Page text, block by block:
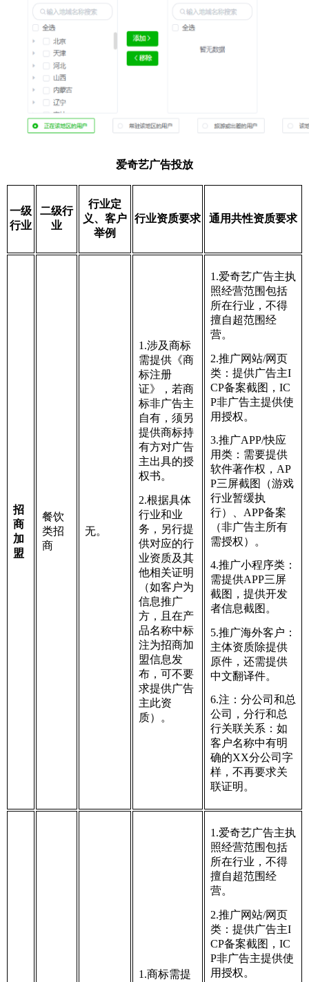
爱奇艺广告投放
一级
行业
二级行
业
行业定
义、客户
举例
行业资质要求 通用共性资质要求
招
商
加
盟
餐饮
类招
商
无。
1.涉及商标
需提供《商
标注册
证》，若商
标非广告主
自有，须另
提供商标持
有方对广告
主出具的授
权书。
2.根据具体
行业和业
务，另行提
供对应的行
业资质及其
他相关证明
（如客户为
信息推广
方，且在产
品名称中标
注为招商加
盟信息发
布，可不要
求提供广告
主此资
质）。
1.爱奇艺广告主执
照经营范围包括
所在行业，不得
擅自超范围经
营。
2.推广网站/网页
类：提供广告主I
CP备案截图，IC
P非广告主提供使
用授权。
3.推广APP/快应
用类：需要提供
软件著作权，AP
P三屏截图（游戏
行业暂缓执
行）、APP备案
（非广告主所有
需授权）。
4.推广小程序类：
需提供APP三屏
截图，提供开发
者信息截图。
5.推广海外客户：
主体资质除提供
原件，还需提供
中文翻译件。
6.注：分公司和总
公司，分行和总
行关联关系：如
客户名称中有明
确的XX分公司字
样，不再要求关
联证明。
1.商标需提
1.爱奇艺广告主执
照经营范围包括
所在行业，不得
擅自超范围经
营。
2.推广网站/网页
类：提供广告主I
CP备案截图，IC
P非广告主提供使
用授权。